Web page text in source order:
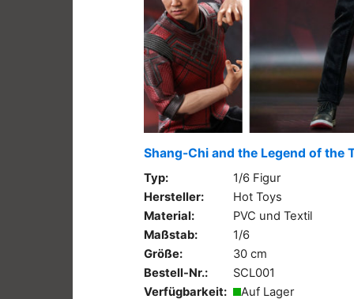
Shang-Chi and the Legend of the
Typ:
1/6 Figur
Hersteller:
Hot Toys
Material:
PVC und Textil
Maßstab:
1/6
Größe:
30 cm
Bestell-Nr.:
SCL001
Verfügbarkeit:
Auf Lager